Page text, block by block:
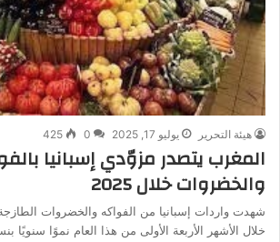
هيئة التحرير يوليو 17, 2025 0
425
المغرب يتصدر مزوّدي إسبانيا
والخضروات خلال 2025
شهدت واردات إسبانيا من الفواكه والخضروات
خلال الأشهر الأربعة الأولى من هذا العام نموًا سنويًا